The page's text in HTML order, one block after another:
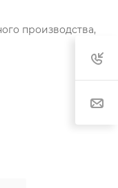
производства,